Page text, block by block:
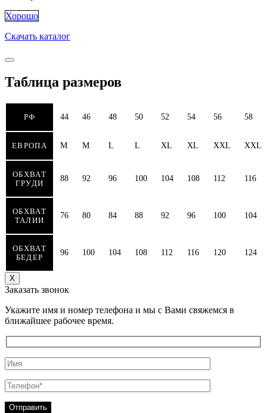
Хорошо
Скачать каталог
Таблица размеров
РФ 44 46 48 50 52 54 56 58
ЕВРОПА M M L L XL XL XXL XXL
ОБХВАТ
ГРУДИ
88 92 96 100 104 108 112 116
ОБХВАТ
ТАЛИИ
76 80 84 88 92 96 100 104
ОБХВАТ
БЕДЕР
96 100 104 108 112 116 120 124
Х
Заказать звонок
Укажите имя и номер телефона и мы с Вами свяжемся в
ближайшее рабочее время.